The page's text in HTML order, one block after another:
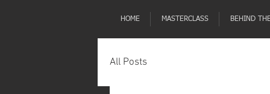
HOME MASTERCLASS BEHIND
All Posts